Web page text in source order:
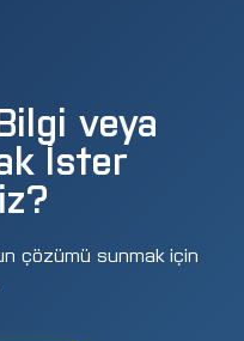
veya
İster
çözümü sunmak için